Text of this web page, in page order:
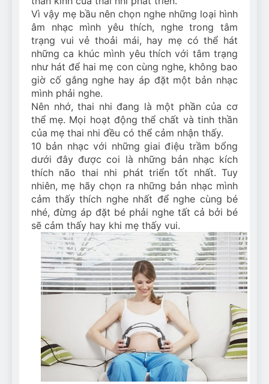
Vì vậy mẹ bầu nên chọn nghe những loại hình
âm nhạc mình yêu thích, nghe trong tâm
trạng vui vẻ thoải mái, hay mẹ có thể hát
những ca khúc mình yêu thích với tâm trạng
như hát để hai mẹ con cùng nghe, không bao
giờ cố gắng nghe hay áp đặt một bản nhạc
mình phải nghe.
Nên nhớ, thai nhi đang là một phần của cơ
thể mẹ. Mọi hoạt động thể chất và tinh thần
của mẹ thai nhi đều có thể cảm nhận thấy.
10 bản nhạc với những giai điệu trầm bổng
dưới đây được coi là những bản nhạc kích
thích não thai nhi phát triển tốt nhất. Tuy
nhiên, mẹ hãy chọn ra những bản nhạc mình
cảm thấy thích nghe nhất để nghe cùng bé
nhé, đừng áp đặt bé phải nghe tất cả bởi bé
sẽ cảm thấy hay khi mẹ thấy vui.